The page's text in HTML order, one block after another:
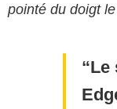
pointé du doigt
Le